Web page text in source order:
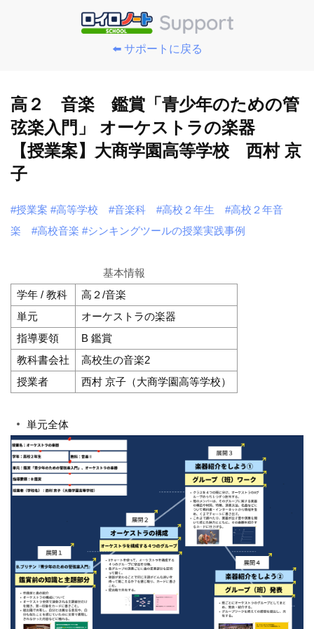
⬅️ サポートに戻る
高２ 音楽 鑑賞「青少年のための管
弦楽入門」 オーケストラの楽器
【授業案】大商学園高等学校 西村 京
子
#授業案 #高等学校 #音楽科 #高校２年生
#高校２年音
楽
#高校音楽 #シンキングツールの授業実践事例
基本情報
学年 / 教科
高２/音楽
単元
オーケストラの楽器
指導要領
B 鑑賞
教科書会社
高校生の音楽2
授業者
西村 京子（大商学園高等学校）
単元全体